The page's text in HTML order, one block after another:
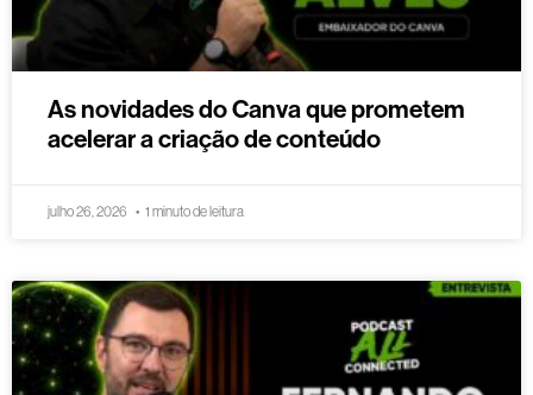
As novidades do Canva que prometem
acelerar a criação de conteúdo
julho 26, 2026 1 minuto de leitura